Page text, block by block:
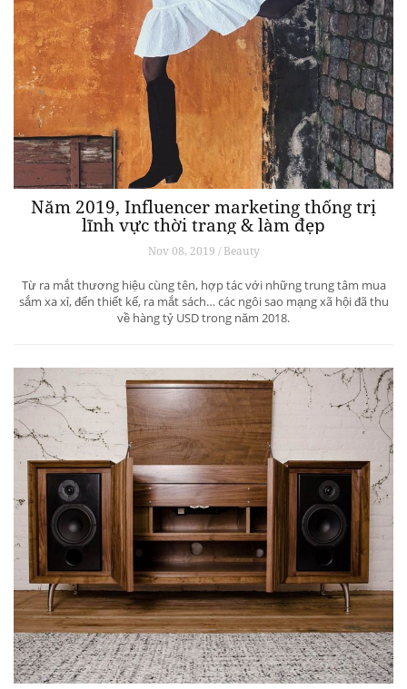
Năm 2019, Influencer marketing thống trị
lĩnh vực thời trang & làm đẹp
Nov 08, 2019 / Beauty
Từ ra mắt thương hiệu cùng tên, hợp tác với những trung tâm mua
sắm xa xỉ, đến thiết kế, ra mắt sách… các ngôi sao mạng xã hội đã thu
về hàng tỷ USD trong năm 2018.